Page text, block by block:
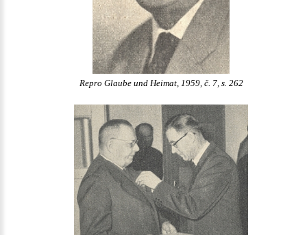
Repro Glaube und Heimat, 1959, č. 7, s. 262